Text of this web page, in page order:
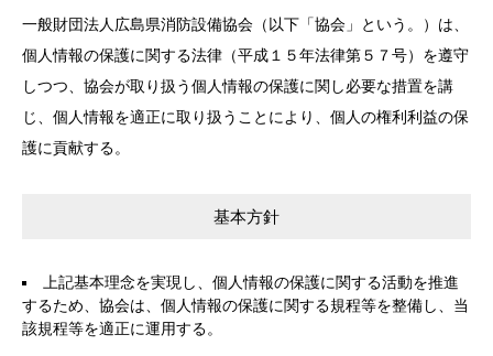
一般財団法人広島県消防設備協会（以下「協会」という。）は、
個人情報の保護に関する法律（平成１５年法律第５７号）を遵守
しつつ、協会が取り扱う個人情報の保護に関し必要な措置を講
じ、個人情報を適正に取り扱うことにより、個人の権利利益の保
護に貢献する。
基本方針
上記基本理念を実現し、個人情報の保護に関する活動を推進
するため、協会は、個人情報の保護に関する規程等を整備し、当
該規程等を適正に運用する。